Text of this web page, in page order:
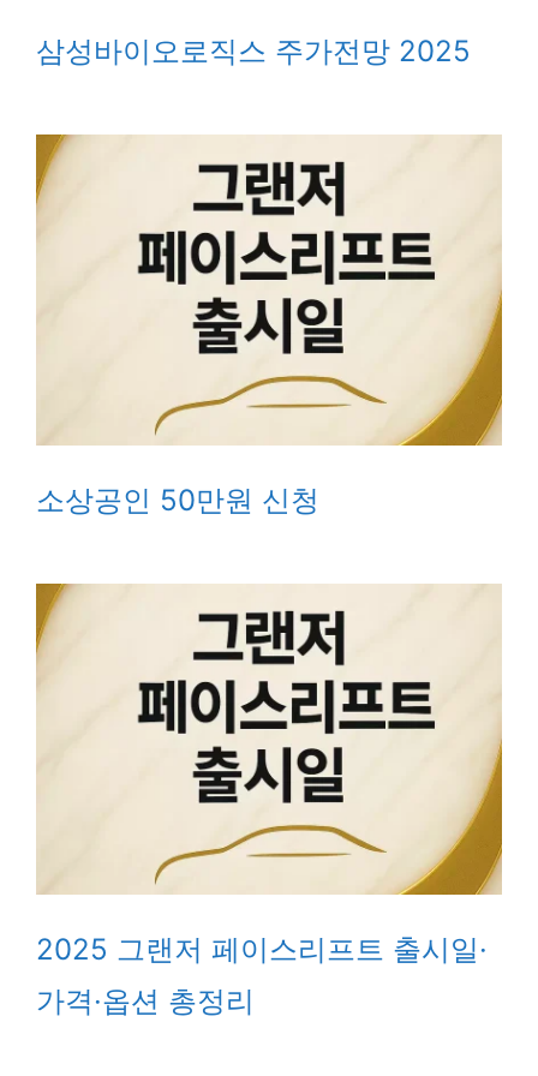
삼성바이오로직스 주가전망 2025
소상공인 50만원 신청
2025 그랜저 페이스리프트 출시일·
가격·옵션 총정리